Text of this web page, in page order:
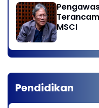
MSCI
Pendidikan